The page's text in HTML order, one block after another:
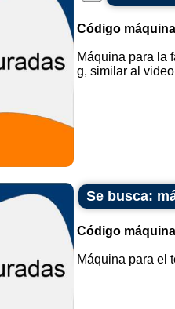
Código
Máquina para la
g, similar al
Se busca:
Código
Máquina para el